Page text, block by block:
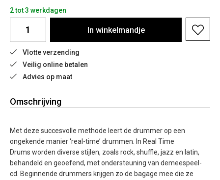
2 tot 3 werkdagen
In winkelmandje
Vlotte verzending
Veilig online betalen
Advies op maat
Omschrijving
Met deze succesvolle methode leert de drummer op een
ongekende manier ‘real-time’ drummen. In Real Time
Drums worden diverse stijlen, zoals rock, shuffle, jazz en latin,
behandeld en geoefend, met ondersteuning van demeespeel-
cd. Beginnende drummers krijgen zo de bagage mee die ze